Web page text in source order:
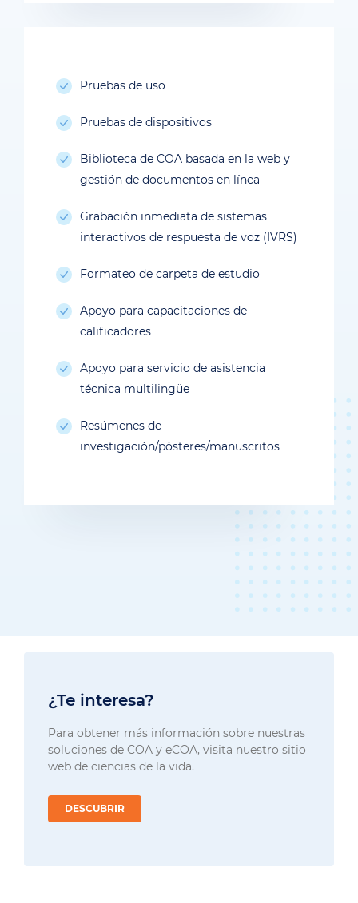
Pruebas de uso
Pruebas de dispositivos
Biblioteca de COA basada en la web y
gestión de documentos en línea
Grabación inmediata de sistemas
interactivos de respuesta de voz (IVRS)
Formateo de carpeta de estudio
Apoyo para capacitaciones de
calificadores
Apoyo para servicio de asistencia
técnica multilingüe
Resúmenes de
investigación/pósteres/manuscritos
¿Te interesa?
Para obtener más información sobre nuestras
soluciones de COA y eCOA, visita nuestro sitio
web de ciencias de la vida.
DESCUBRIR